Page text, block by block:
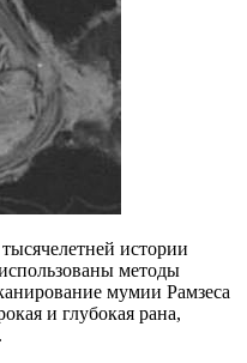
истории
методы
мумии Рамзеса
и глубокая рана,